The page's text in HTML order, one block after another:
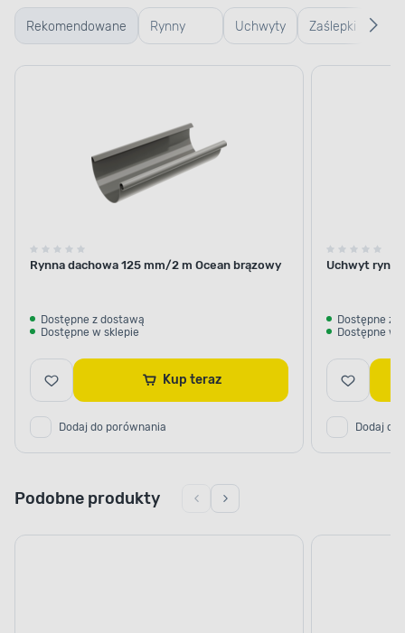
Rekomendowane Rynny
plastikowe
Uchwyty
do
Zaślepki
i denka i
Rynna dachowa 125 mm/2 m Ocean brązowy
Dostępne z dostawą
Dostępne w sklepie
Kup teraz
Dodaj do porównania
Uchwyt
Dostępne z
Dostępne w
Dodaj do
Podobne produkty